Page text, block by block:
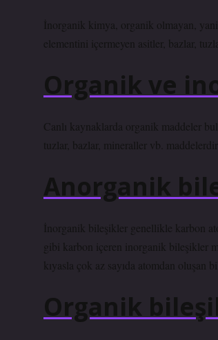
İnorganik kimya, organik olmayan,
elementini içermeyen asitler, bazlar,
Organik ve
Canlı kaynaklarda organik maddeler
tuzlar, bazlar, mineraller vb.
Anorganik
İnorganik bileşikler genellikle karbon
gibi karbon içeren inorganik bileşikler
kıyasla çok az sayıda atomdan oluşan
Organik